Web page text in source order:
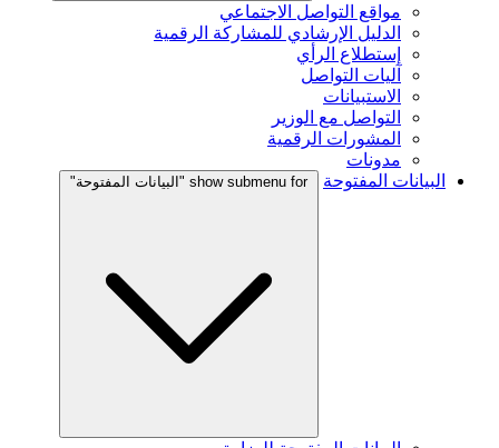
مواقع التواصل الاجتماعي
الدليل الإرشادي للمشاركة الرقمية
إستطلاع الرأي
آليات التواصل
الاستبيانات
التواصل مع الوزير
المشورات الرقمية
مدونات
البيانات المفتوحة
show submenu for "البيانات المفتوحة"